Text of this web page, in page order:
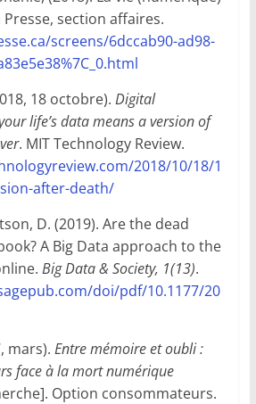
section affaires.
screens/6dccab90-ad98-
18 octobre). Digital
life’s data means a version of
. MIT Technology Review.
2018/10/18/1
after-death/
D. (2019). Are the dead
A Big Data approach to the
Big Data & Society, 1(13).
doi/pdf/10.1177/20
mars). Entre mémoire et oubli :
face à la mort numérique
Option consommateurs.